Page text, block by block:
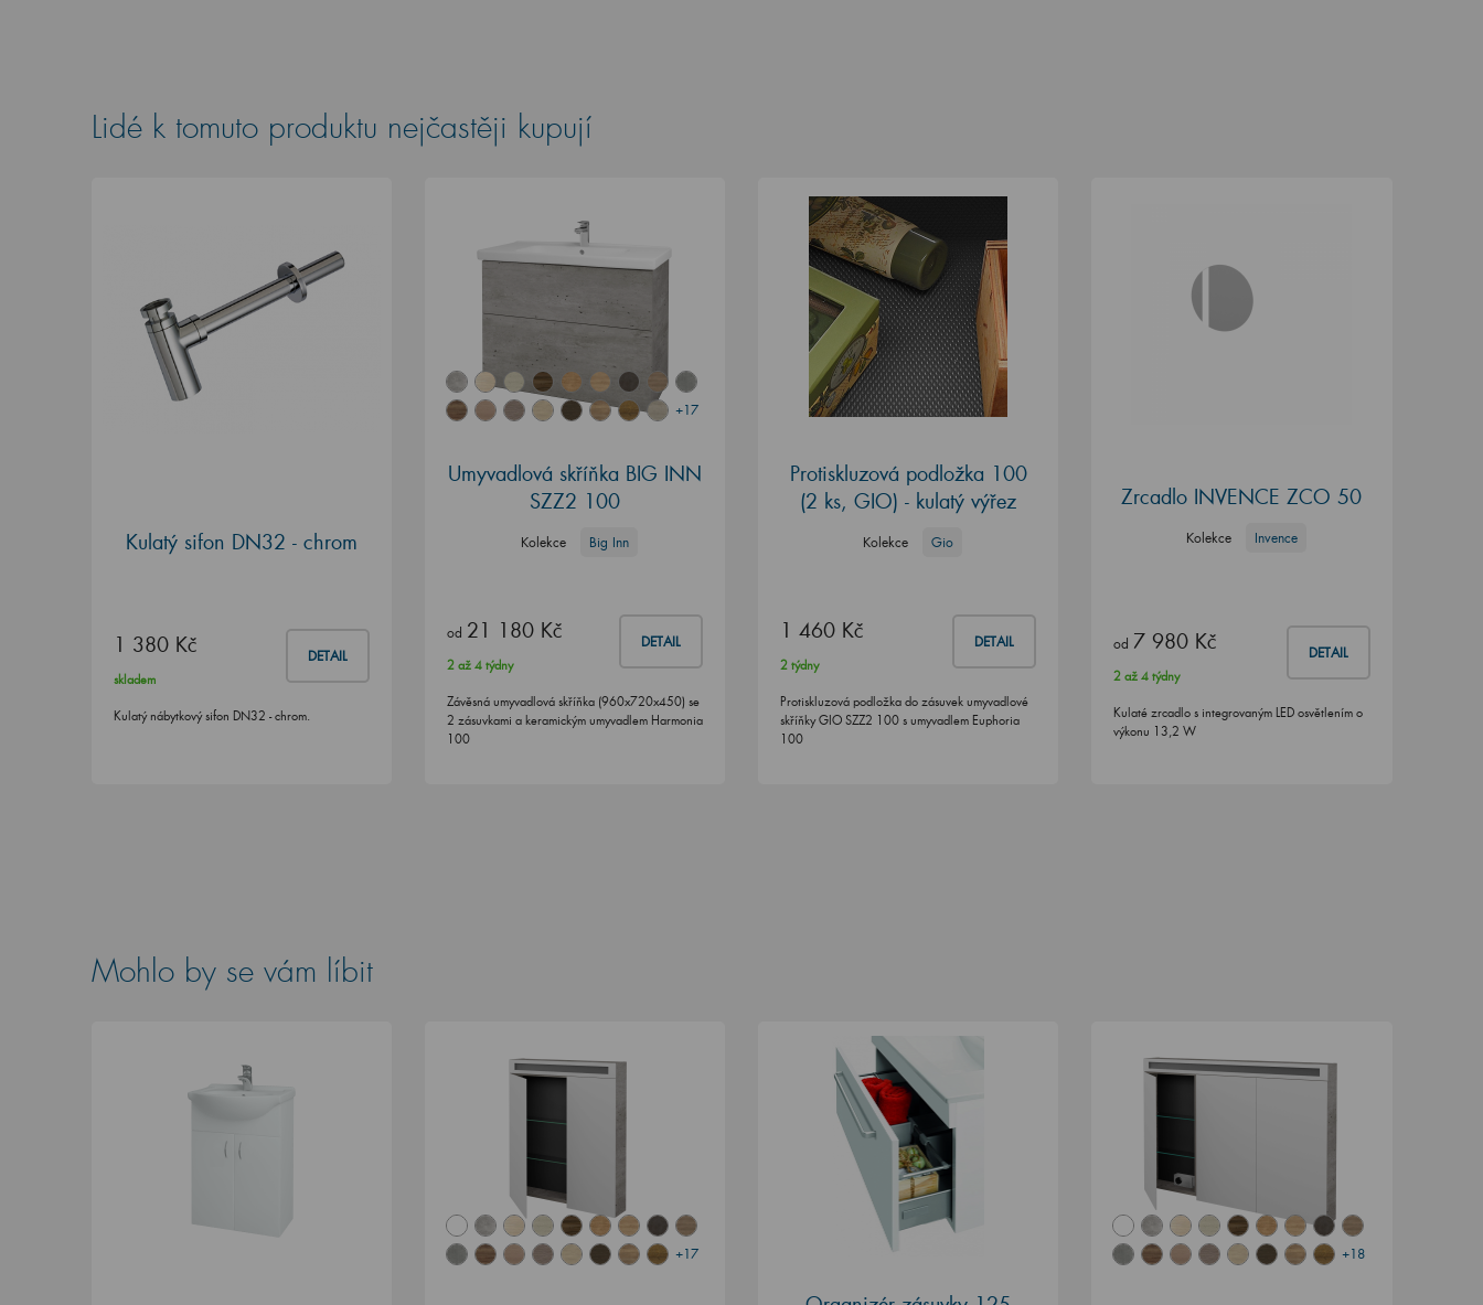
Lidé k tomuto produktu nejčastěji kupují
Kulatý sifon DN32 - chrom
1 380 Kč DETAIL
skladem
Kulatý nábytkový sifon DN32 - chrom.
+17
Umyvadlová skříňka BIG INN
SZZ2 100
Kolekce Big Inn
od 21 180 Kč DETAIL
2 až 4 týdny
Závěsná umyvadlová skříňka (960x720x450) se
2 zásuvkami a keramickým umyvadlem Harmonia
100
Protiskluzová podložka 100
(2 ks, GIO) - kulatý výřez
Kolekce Gio
1 460 Kč DETAIL
2 týdny
Protiskluzová podložka do zásuvek umyvadlové
skříňky GIO SZZ2 100 s umyvadlem Euphoria
100
Zrcadlo INVENCE ZCO 50
Kolekce Invence
od 7 980 Kč DETAIL
2 až 4 týdny
Kulaté zrcadlo s integrovaným LED osvětlením o
výkonu 13,2 W
Mohlo by se vám líbit
+17 +18